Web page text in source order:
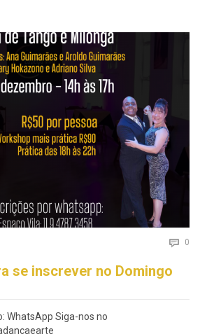
 0
se inscrever no Domingo
WhatsApp Siga-nos no